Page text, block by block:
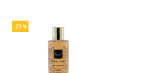
-23 %